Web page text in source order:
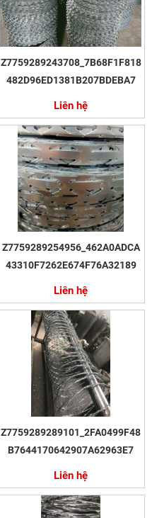
Z7759289243708_7B68F1F818
482D96ED1381B207BDEBA7
Liên hệ
Z7759289254956_462A0ADCA
43310F7262E674F76A32189
Liên hệ
Z7759289289101_2FA0499F48
B7644170642907A62963E7
Liên hệ